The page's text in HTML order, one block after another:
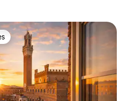
dos hóspedes